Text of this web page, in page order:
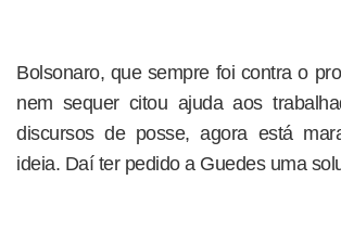
Bolsonaro, que sempre foi contra o
nem sequer citou ajuda aos
discursos de posse, agora está
ideia. Daí ter pedido a Guedes uma